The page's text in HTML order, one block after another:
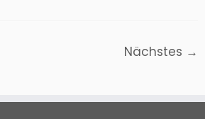
Nächstes →